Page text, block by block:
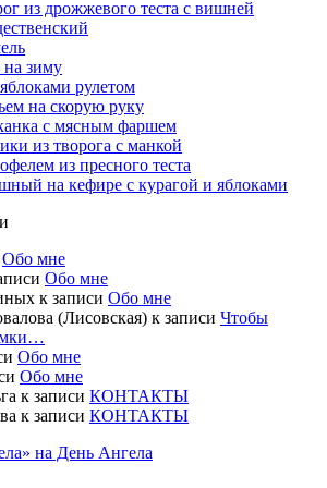
из дрожжевого теста с вишней
на зиму
рулетом
на скорую руку
с мясным фаршем
из творога с манкой
из пресного теста
на кефире с курагой и яблоками
Обо мне
Обо мне
к записи Обо мне
(Лисовская) к записи Чтобы
Обо мне
Обо мне
к записи КОНТАКТЫ
к записи КОНТАКТЫ
на День Ангела